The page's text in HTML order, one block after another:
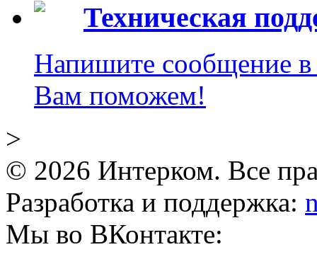
Техническая
Напишите сообщение
Вам поможем!
>
© 2026 Интерком. Все
Разработка и поддержка:
Мы во ВКонтакте: